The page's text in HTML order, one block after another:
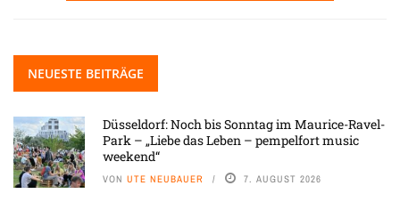
NEUESTE BEITRÄGE
Düsseldorf: Noch bis Sonntag im Maurice-Ravel-
Park – „Liebe das Leben – pempelfort music
weekend“
VON UTE NEUBAUER 7. AUGUST 2026